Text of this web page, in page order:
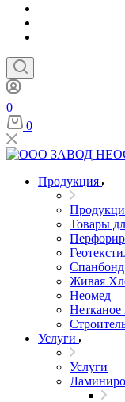
0
0
Продукция
Товары
Живая
Нeомед
Нетканое
Услуги
Услуги